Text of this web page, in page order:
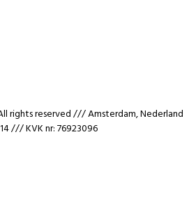
rights reserved /// Amsterdam, Nederland
/// KVK nr: 76923096